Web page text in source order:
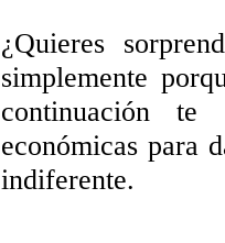
¿Quieres
simplemente
continuación te
económicas para
indiferente.